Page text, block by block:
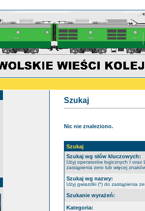
Szukaj
Nic nie znaleziono.
Szukaj
Szukaj wg słów kluczowych:
Użyj operatorów logicznych I oraz
zastąpienia zero lub więcej
Szukaj wg nazwy:
Użyj gwiazdki (*) do zastąpienia
Szukanie wyrażeń:
Kategoria: